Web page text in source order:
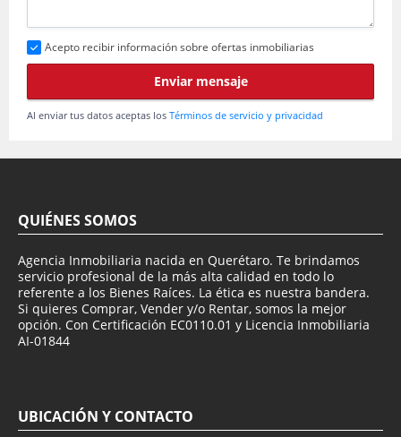
Acepto recibir información sobre ofertas inmobiliarias
Enviar mensaje
Al enviar tus datos aceptas los Términos de servicio y privacidad
QUIÉNES SOMOS
Agencia Inmobiliaria nacida en Querétaro. Te brindamos
servicio profesional de la más alta calidad en todo lo
referente a los Bienes Raíces. La ética es nuestra bandera.
Si quieres Comprar, Vender y/o Rentar, somos la mejor
opción. Con Certificación EC0110.01 y Licencia Inmobiliaria
AI-01844
UBICACIÓN Y CONTACTO